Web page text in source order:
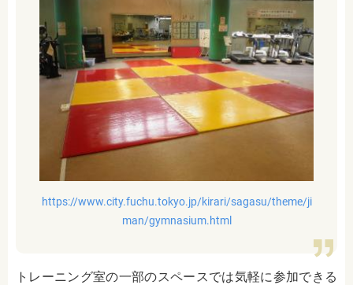
https://www.city.fuchu.tokyo.jp/kirari/sagasu/theme/ji
man/gymnasium.html
トレーニング室の一部のスペースでは気軽に参加できる